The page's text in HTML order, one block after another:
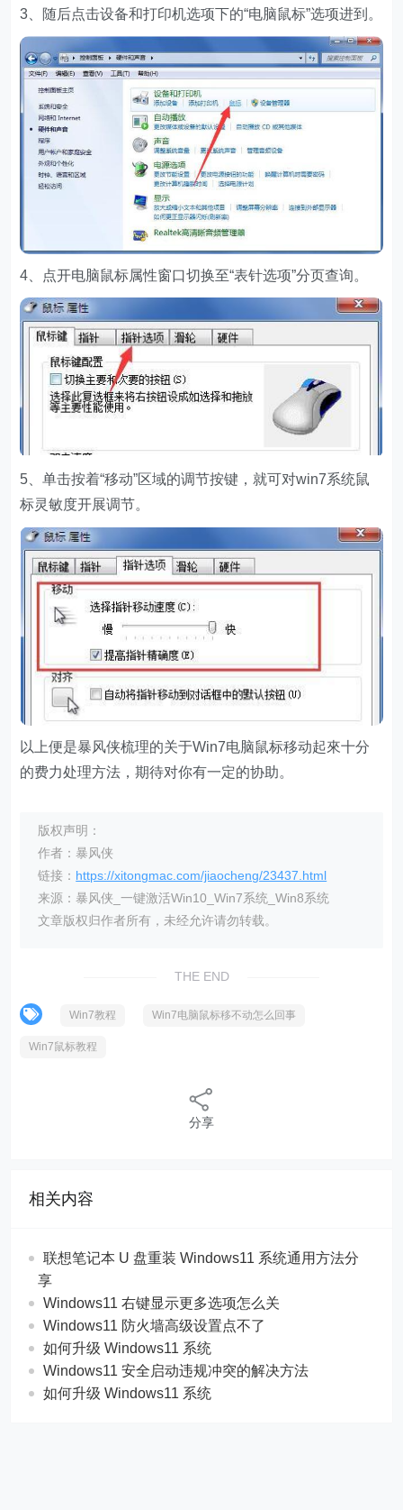
3、随后点击设备和打印机选项下的“电脑鼠标”选项进到。
4、点开电脑鼠标属性窗口切换至“表针选项”分页查询。
5、单击按着“移动”区域的调节按键，就可对win7系统鼠
标灵敏度开展调节。
以上便是暴风侠梳理的关于Win7电脑鼠标移动起來十分
的费力处理方法，期待对你有一定的协助。
版权声明：
作者：暴风侠
链接： https://xitongmac.com/jiaocheng/23437.html
来源：暴风侠_一键激活Win10_Win7系统_Win8系统
文章版权归作者所有，未经允许请勿转载。
THE END
Win7教程 Win7电脑鼠标移不动怎么回事
Win7鼠标教程
分享
相关内容
联想笔记本 U 盘重装 Windows11 系统通用方法分
享
Windows11 右键显示更多选项怎么关
Windows11 防火墙高级设置点不了
如何升级 Windows11 系统
Windows11 安全启动违规冲突的解决方法
如何升级 Windows11 系统